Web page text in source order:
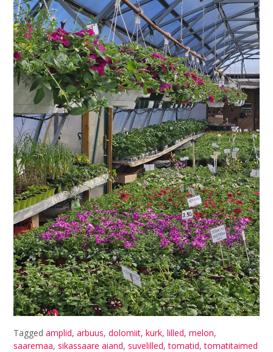
Tagged amplid, arbuus, dolomiit, kurk, lilled, melon,
saaremaa, sikassaare aiand, suvelilled,tomatid,tomatitaimed